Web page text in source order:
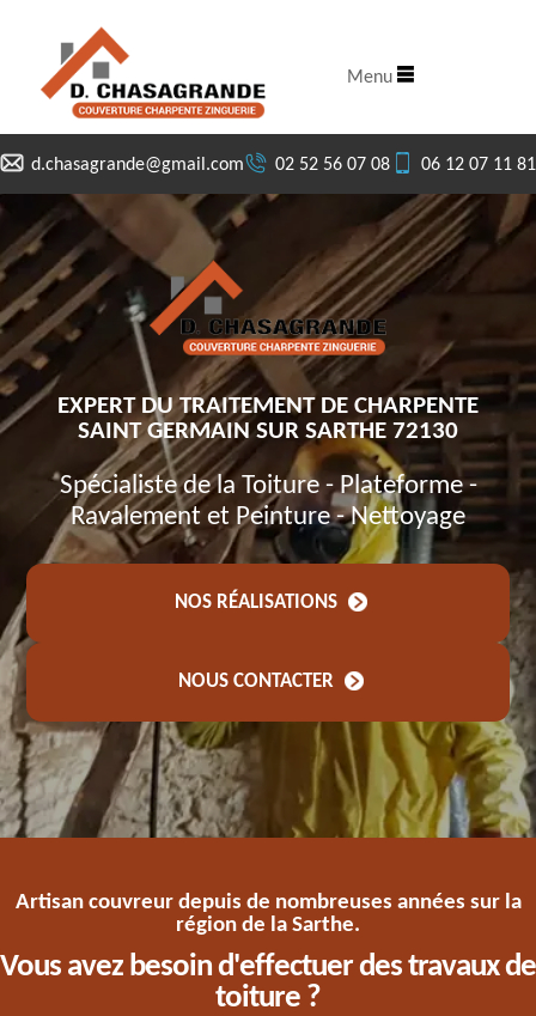
d.chasagrande@gmail.com 02 52 56 07 08 06 12 07 11 81
Menu
EXPERT DU TRAITEMENT DE CHARPENTE
SAINT GERMAIN SUR SARTHE 72130
Spécialiste de la Toiture - Plateforme -
Ravalement et Peinture - Nettoyage
NOS RÉALISATIONS
NOUS CONTACTER
Artisan couvreur depuis de nombreuses années sur la
région de la Sarthe.
Vous avez besoin d'effectuer des travaux de
toiture ?